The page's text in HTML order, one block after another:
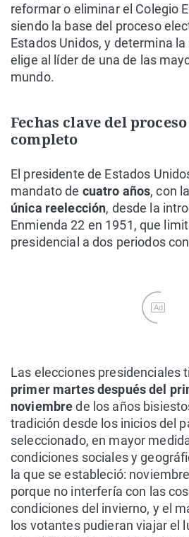
reformar o eliminar el Colegio
siendo la base del proceso
Estados Unidos, y determina
elige al líder de una de las
mundo.
Fechas clave del
completo
El presidente de Estados
mandato de cuatro años, con
única reelección, desde la
Enmienda 22 en 1951, que
presidencial a dos periodos
Ad
Las elecciones presidenciales
primer martes después del
noviembrede los años
tradición desde los inicios del
seleccionado, en mayor
condiciones sociales y
la que se estableció:
porque no interfería con las
condiciones del invierno, y el
los votantes pudieran viajar el